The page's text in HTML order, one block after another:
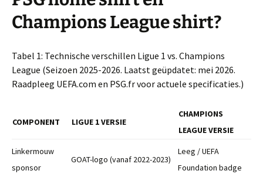
Champions League shirt?
Tabel 1: Technische verschillen Ligue 1 vs. Champions
League (Seizoen 2025-2026. Laatst geüpdatet: mei 2026.
Raadpleeg UEFA.com en PSG.fr voor actuele specificaties.)
COMPONENT LIGUE 1 VERSIE
CHAMPIONS
LEAGUE VERSIE
Linkermouw
sponsor
GOAT-logo (vanaf 2022-2023)
Leeg / UEFA
Foundation badge